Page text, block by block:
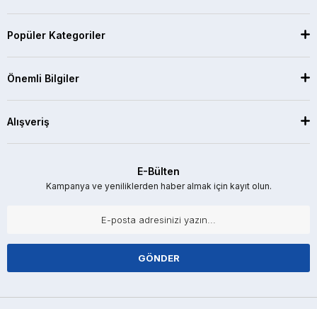
Popüler Kategoriler
Önemli Bilgiler
Alışveriş
E-Bülten
Kampanya ve yeniliklerden haber almak için kayıt olun.
GÖNDER